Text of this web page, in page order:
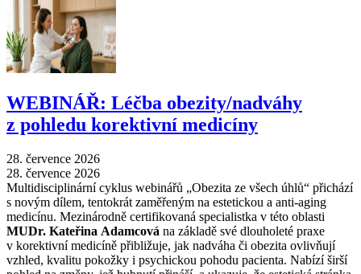
WEBINÁŘ: Léčba obezity/nadváhy
z pohledu korektivní medicíny
28. července 2026
28. července 2026
Multidisciplinární cyklus webinářů „Obezita ze všech úhlů“ přichází
s novým dílem, tentokrát zaměřeným na estetickou a anti-aging
medicínu. Mezinárodně certifikovaná specialistka v této oblasti
MUDr. Kateřina Adamcová na základě své dlouholeté praxe
v korektivní medicíně přibližuje, jak nadváha či obezita ovlivňují
vzhled, kvalitu pokožky i psychickou pohodu pacienta. Nabízí širší